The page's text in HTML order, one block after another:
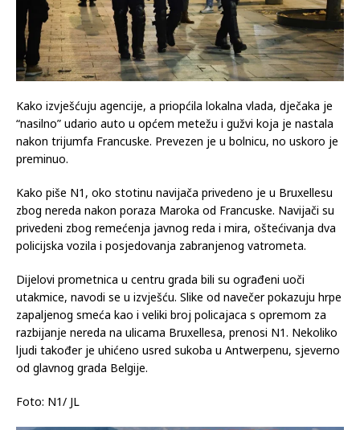
Kako izvješćuju agencije, a priopćila lokalna vlada, dječaka je
“nasilno” udario auto u općem metežu i gužvi koja je nastala
nakon trijumfa Francuske. Prevezen je u bolnicu, no uskoro je
preminuo.
Kako piše N1, oko stotinu navijača privedeno je u Bruxellesu
zbog nereda nakon poraza Maroka od Francuske. Navijači su
privedeni zbog remećenja javnog reda i mira, oštećivanja dva
policijska vozila i posjedovanja zabranjenog vatrometa.
Dijelovi prometnica u centru grada bili su ograđeni uoči
utakmice, navodi se u izvješću. Slike od navečer pokazuju hrpe
zapaljenog smeća kao i veliki broj policajaca s opremom za
razbijanje nereda na ulicama Bruxellesa, prenosi N1. Nekoliko
ljudi također je uhićeno usred sukoba u Antwerpenu, sjeverno
od glavnog grada Belgije.
Foto: N1/ JL